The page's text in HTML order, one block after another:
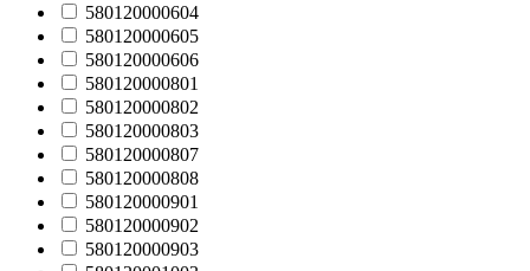
580120000604
580120000605
580120000606
580120000801
580120000802
580120000803
580120000807
580120000808
580120000901
580120000902
580120000903